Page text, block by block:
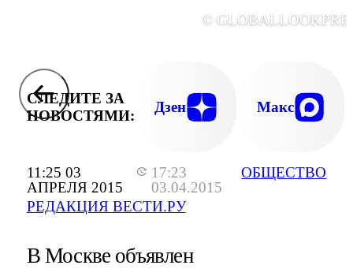
11:25 03
АПРЕЛЯ 2015
17:23
03.04.2015
РЕДАКЦИЯ ВЕСТИ.РУ
ОБЩЕСТВО
©
СЛЕДИТЕ ЗА
НОВОСТЯМИ:
Дзен Макс
В Москве объявлен